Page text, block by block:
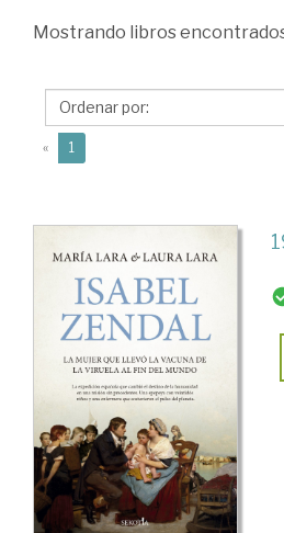
Lara
Laura
Mostrando libros
« 1